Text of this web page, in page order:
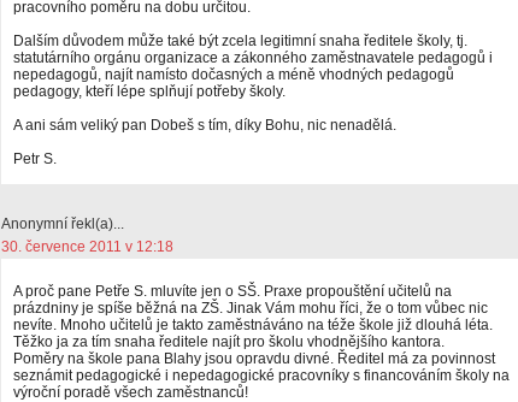
pracovního poměru na dobu určitou.
Dalším důvodem může také být zcela legitimní snaha ředitele školy, tj.
statutárního orgánu organizace a zákonného zaměstnavatele pedagogů i
nepedagogů, najít namísto dočasných a méně vhodných pedagogů
pedagogy, kteří lépe splňují potřeby školy.
A ani sám veliký pan Dobeš s tím, díky Bohu, nic nenadělá.
Petr S.
Anonymní řekl(a)...
30. července 2011 v 12:18
A proč pane Petře S. mluvíte jen o SŠ. Praxe propouštění učitelů na
prázdniny je spíše běžná na ZŠ. Jinak Vám mohu říci, že o tom vůbec nic
nevíte. Mnoho učitelů je takto zaměstnáváno na téže škole již dlouhá léta.
Těžko ja za tím snaha ředitele najít pro školu vhodnějšího kantora.
Poměry na škole pana Blahy jsou opravdu divné. Ředitel má za povinnost
seznámit pedagogické i nepedagogické pracovníky s financováním školy na
výroční poradě všech zaměstnanců!